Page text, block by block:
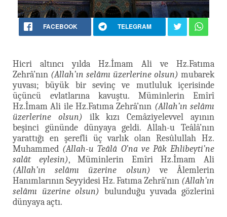
FACEBOOK TELEGRAM
Hicri altıncı yılda Hz.İmam Ali ve Hz.Fatıma
Zehrâ’nın (Allah’ın selâmı üzerlerine olsun) mubarek
yuvası; büyük bir sevinç ve mutluluk içerisinde
üçüncü evlatlarına kavuştu. Müminlerin Emîrî
Hz.İmam Ali ile Hz.Fatıma Zehrâ’nın (Allah’ın selâmı
üzerlerine olsun) ilk kızı Cemâziyelevvel ayının
beşinci gününde dünyaya geldi. Allah-u Teâlâ’nın
yarattığı en şerefli üç varlık olan Resûlullah Hz.
Muhammed (Allah-u Teâlâ O’na ve Pâk Ehlibeyti’ne
salât eylesin), Müminlerin Emîri Hz.İmam Ali
(Allah’ın selâmı üzerine olsun) ve Âlemlerin
Hanımlarının Seyyidesi Hz. Fatıma Zehrâ’nın (Allah’ın
selâmı üzerine olsun) bulunduğu yuvada gözlerini
dünyaya açtı.